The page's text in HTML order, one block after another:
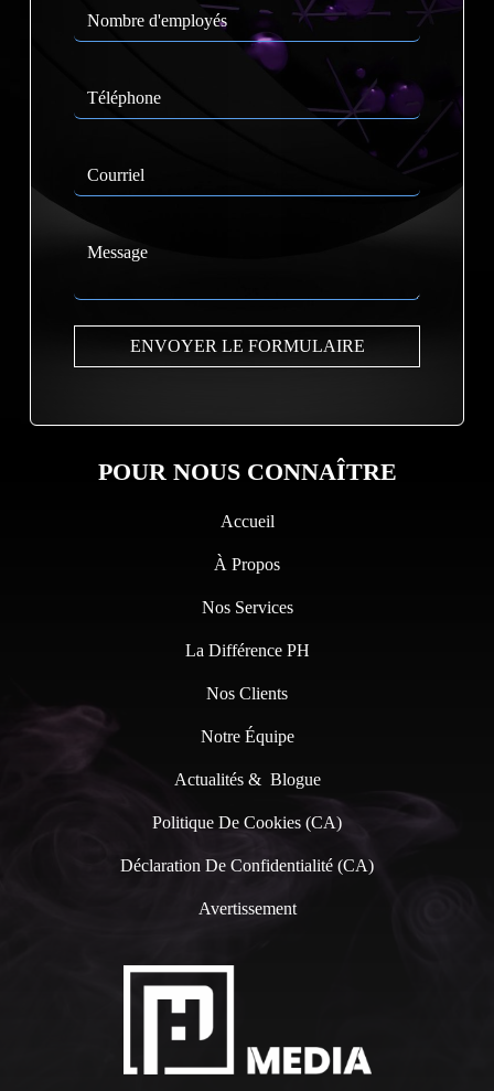
POUR NOUS CONNAÎTRE
Accueil
À Propos
Nos Services
La Différence PH
Nos Clients
Notre Équipe
Actualités & Blogue
Politique De Cookies (CA)
Déclaration De Confidentialité (CA)
Avertissement